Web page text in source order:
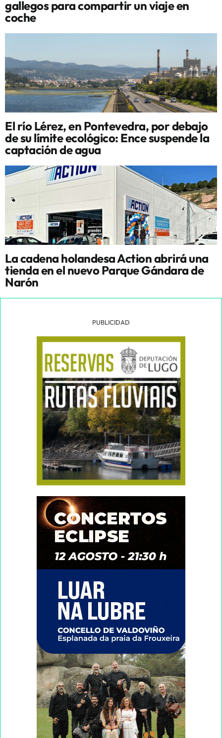
gallegos para compartir un viaje en
coche
El río Lérez, en Pontevedra, por debajo
de su límite ecológico: Ence suspende la
captación de agua
La cadena holandesa Action abrirá una
tienda en el nuevo Parque Gándara de
Narón
PUBLICIDAD